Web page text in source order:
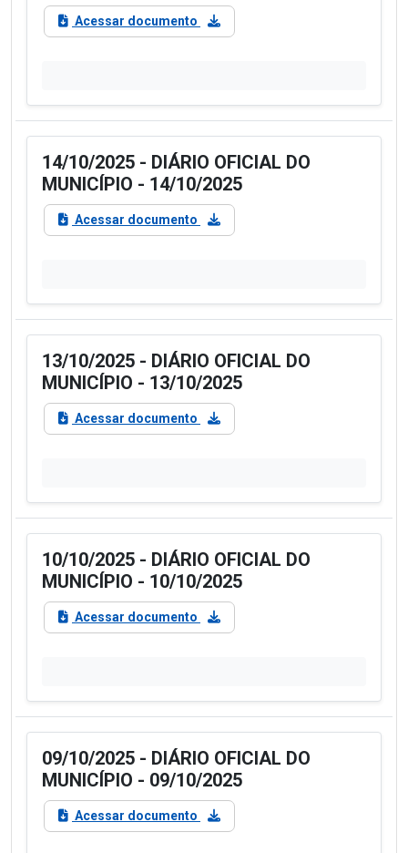
Acessar documento
14/10/2025 - DIÁRIO OFICIAL DO
MUNICÍPIO - 14/10/2025
Acessar documento
13/10/2025 - DIÁRIO OFICIAL DO
MUNICÍPIO - 13/10/2025
Acessar documento
10/10/2025 - DIÁRIO OFICIAL DO
MUNICÍPIO - 10/10/2025
Acessar documento
09/10/2025 - DIÁRIO OFICIAL DO
MUNICÍPIO - 09/10/2025
Acessar documento